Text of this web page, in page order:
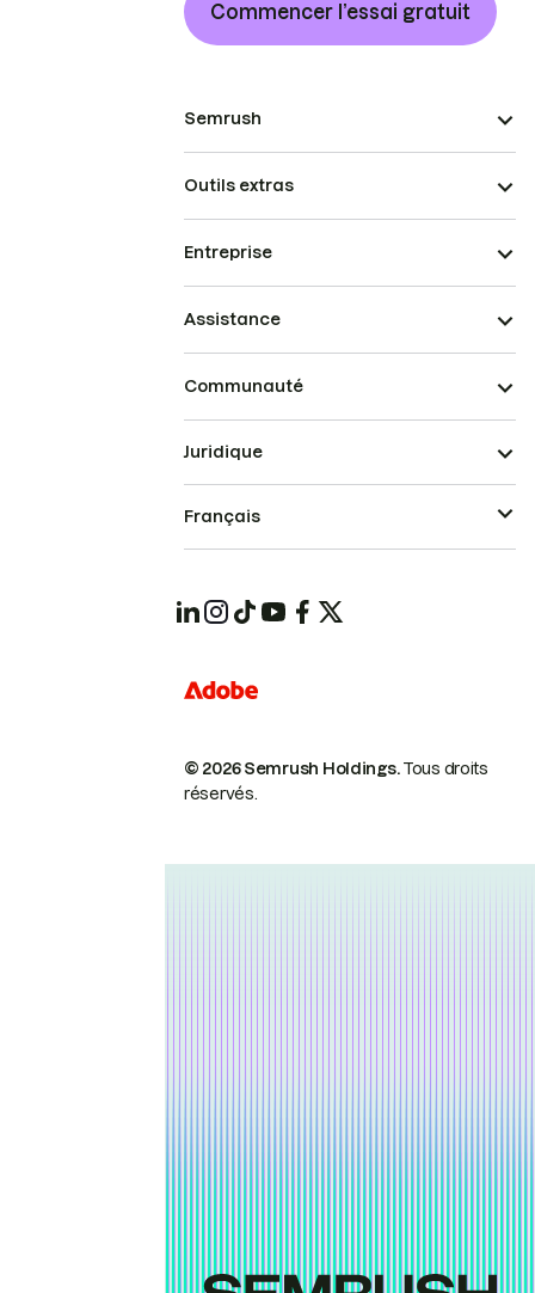
Commencer l’essai gratuit
Semrush
Outils extras
Entreprise
Assistance
Communauté
© 2026 Semrush Holdings.Tous droits
réservés.
Juridique
Français